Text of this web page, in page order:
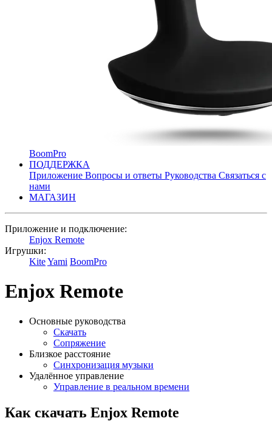
BoomPro
ПОДДЕРЖКА
Приложение Вопросы и ответы Руководства Связаться с
нами
МАГАЗИН
Приложение и подключение:
Enjox Remote
Игрушки:
KiteYami BoomPro
Enjox Remote
Основные руководства
Скачать
Сопряжение
Близкое расстояние
Синхронизация музыки
Удалённое управление
Управление в реальном времени
Как скачать Enjox Remote